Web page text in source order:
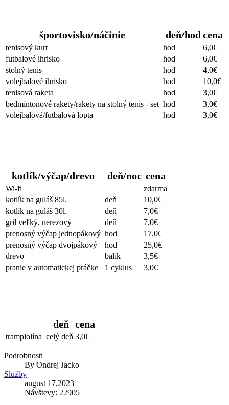
športovisko/náčinie deň/hod cena
tenisový kurt hod
6,0€
futbalové ihrisko
hod
6,0€
stolný tenis
hod
4,0€
volejbalové ihrisko
hod
10,0€
tenisová raketa
hod
3,0€
bedmintonové rakety/rakety na stolný tenis - set hod
3,0€
volejbalová/futbalová lopta
hod 3,0€
kotlík/výčap/drevo deň/noc cena
Wi-fi
zdarma
kotlík na guláš 85l.
deň
10,0€
kotlík na guláš 30l.
deň
7,0€
gril veľký, nerezový
deň
7,0€
prenosný výčap jednopákový hod
17,0€
prenosný výčap dvojpákový
hod
25,0€
drevo
balík
3,5€
pranie v automatickej práčke
1 cyklus 3,0€
deň cena
tramplolína celý deň 3,0€
Podrobnosti
By Ondrej Jacko
Služby
august 17,2023
Návštevy: 22905